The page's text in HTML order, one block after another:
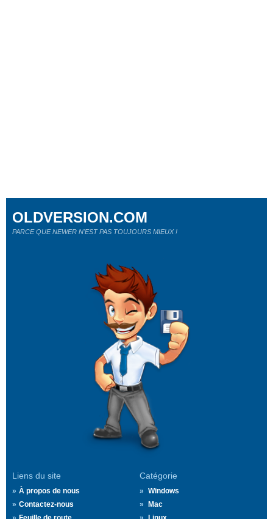
Liens du site
À propos de nous
Contactez-nous
Catégorie
Windows
Mac
OLDVERSION.COM
PARCE QUE NEWER N'EST PAS TOUJOURS MIEUX !